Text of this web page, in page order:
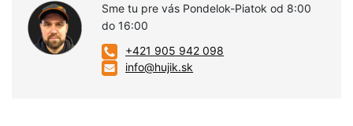
Sme tu pre vás Pondelok-Piatok od 8:00
do 16:00
+421 905 942 098
info@hujik.sk